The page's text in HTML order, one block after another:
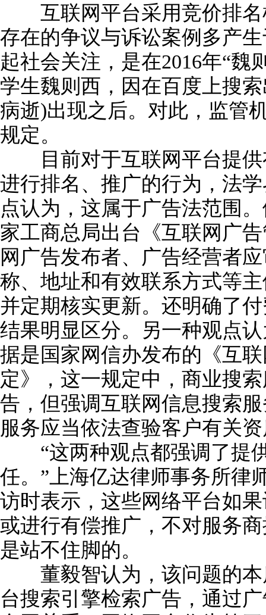
互联网平台采用竞价排名
存在的争议与诉讼案例多产
起社会关注，是在2016年“魏
学生魏则西，因在百度上搜
病逝)出现之后。对此，监管
规定。
目前对于互联网平台提供
进行排名、推广的行为，法
点认为，这属于广告法范围
家工商总局出台《互联网广
网广告发布者、广告经营者
称、地址和有效联系方式等
并定期核实更新。还明确了
结果明显区分。另一种观点
据是国家网信办发布的《互
定》，这一规定中，商业搜
告，但强调互联网信息搜索
服务应当依法查验客户有关
“这两种观点都强调了提
任。”上海亿达律师事务所律
访时表示，这些网络平台如
或进行有偿推广，不对服务
是站不住脚的。
董毅智认为，该问题的本
台搜索引擎检索广告，通过